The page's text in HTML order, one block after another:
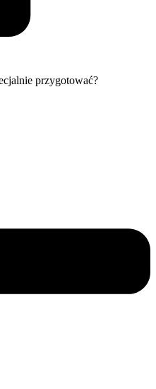
przygotować?